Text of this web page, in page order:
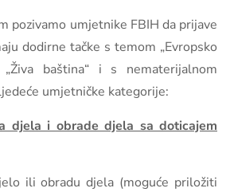
pozivamo umjetnike FBIH da prijave
dodirne tačke s temom „Evropsko
baština“ i s nematerijalnom
umjetničke kategorije:
djela i obrade djela sa doticajem
ili obradu djela (moguće priložiti